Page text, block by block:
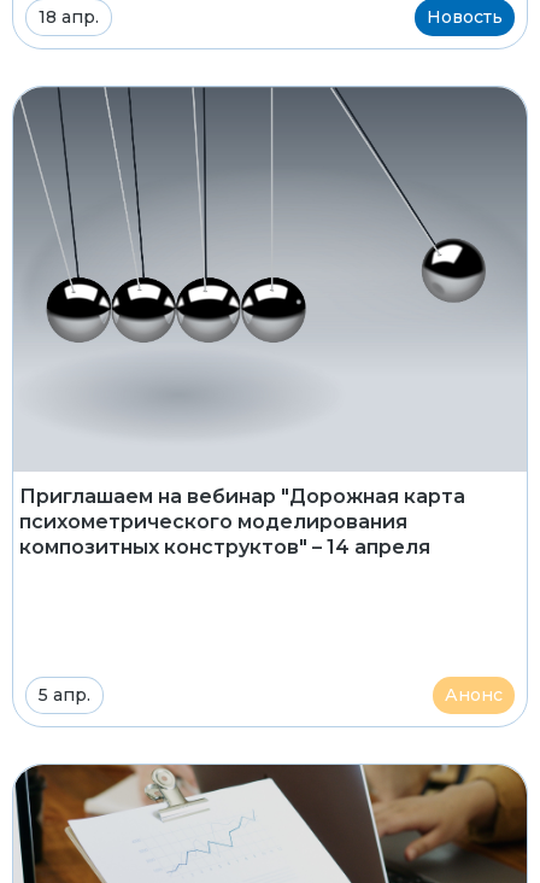
18 апр. Новость
Приглашаем на вебинар "Дорожная карта
психометрического моделирования
композитных конструктов" – 14 апреля
5 апр. Анонс